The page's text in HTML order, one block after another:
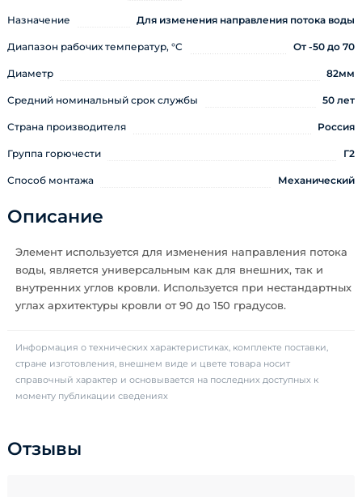
Назначение Для изменения направления потока воды
Диапазон рабочих температур, °С От -50 до 70
Диаметр 82мм
Средний номинальный срок службы 50 лет
Страна производителя Россия
Группа горючести Г2
Способ монтажа Механический
Описание
Элемент используется для изменения направления потока
воды, является универсальным как для внешних, так и
внутренних углов кровли. Используется при нестандартных
углах архитектуры кровли от 90 до 150 градусов.
Информация о технических характеристиках, комплекте поставки,
стране изготовления, внешнем виде и цвете товара носит
справочный характер и основывается на последних доступных к
моменту публикации сведениях
Отзывы